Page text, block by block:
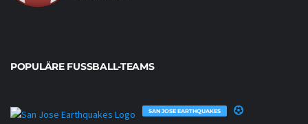
POPULÄRE FUSSBALL-TEAMS
SAN JOSE EARTHQUAKES